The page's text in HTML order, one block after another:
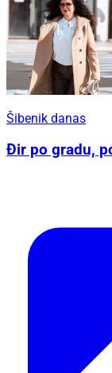
Šibenik danas
Đir po gradu,